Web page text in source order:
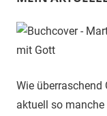
Wie überraschend
aktuell so